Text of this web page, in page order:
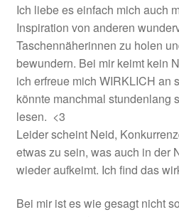
Ich liebe es einfach mich auch
Inspiration von anderen
Taschennäherinnen zu holen
bewundern. Bei mir keimt kein
ich erfreue mich WIRKLICH an
könnte manchmal stundenlang
lesen. <3
Leider scheint Neid,
etwas zu sein, was auch in der
wieder aufkeimt. Ich find das
Bei mir ist es wie gesagt nicht